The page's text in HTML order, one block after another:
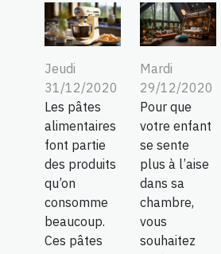
Jeudi
31/12/2020
Les pâtes
alimentaires
font partie
des produits
qu’on
consomme
beaucoup.
Ces pâtes
Mardi
29/12/2020
Pour que
votre enfant
se sente
plus à l’aise
dans sa
chambre,
vous
souhaitez